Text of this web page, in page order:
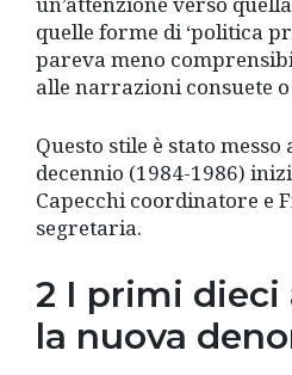
quelle forme di ‘politica
pareva meno
alle narrazioni consuete
Questo stile è stato
decennio (1984-1986)
Capecchi coordinatore e
segretaria.
2 I primi dieci
la nuova